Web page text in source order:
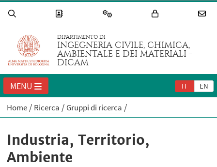
DIPARTIMENTO DI
INGEGNERIA CIVILE, CHIMICA,
AMBIENTALE E DEI MATERIALI -
DICAM
IT EN
MENU
Home Ricerca Gruppi di ricerca
Industria, Territorio,
Ambiente